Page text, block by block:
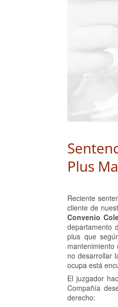
Plus
Reciente
cliente de
Convenio
departamento
plus que
no desarrollar
ocupa está
El juzgador
Compañía
derecho: